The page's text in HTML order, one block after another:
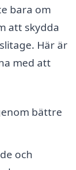
bara om
att skydda
Här är
med att
bättre
och